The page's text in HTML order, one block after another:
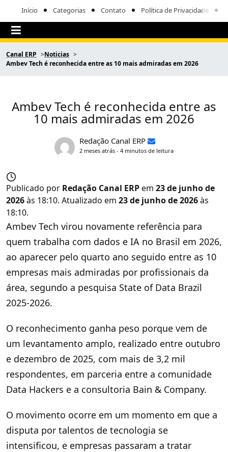
Início Categorias Contato Política de Privacidade
Canal ERP
Noticias
Ambev Tech é reconhecida entre as 10 mais admiradas em 2026
Ambev Tech é reconhecida entre as
10 mais admiradas em 2026
Redação Canal ERP
2 meses atrás - 4 minutos de leitura
Publicado por Redação Canal ERPem 23 de junho de
2026às 18:10. Atualizado em 23 de junho de 2026às
18:10.
Ambev Tech virou novamente referência para
quem trabalha com dados e IA no Brasil em 2026,
ao aparecer pelo quarto ano seguido entre as 10
empresas mais admiradas por profissionais da
área, segundo a pesquisa State of Data Brazil
2025-2026.
O reconhecimento ganha peso porque vem de
um levantamento amplo, realizado entre outubro
e dezembro de 2025, com mais de 3,2 mil
respondentes, em parceria entre a comunidade
Data Hackers e a consultoria Bain & Company.
O movimento ocorre em um momento em que a
disputa por talentos de tecnologia se
intensificou, e empresas passaram a tratar